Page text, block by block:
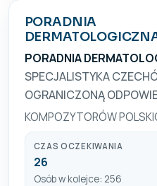
PORADNIA
PORADNIA
SPECJALISTYKA
OGRANICZONĄ
KOMPOZYTORÓW
CZAS OCZEKIWANIA
26
Osób w kolejce: 256